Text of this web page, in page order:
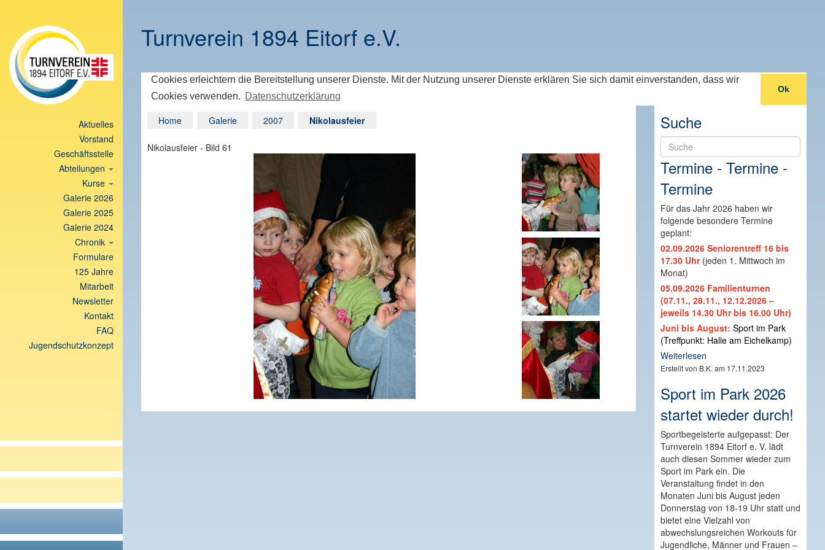
Aktuelles
Vorstand
Geschäftsstelle
Abteilungen
Kurse
Galerie 2026
Galerie 2025
Galerie 2024
Chronik
Formulare
125 Jahre
Mitarbeit
Newsletter
Kontakt
FAQ
Jugendschutzkonzept
Turnverein 1894 Eitorf e.V.
Cookies erleichtern die Bereitstellung unserer Dienste. Mit der Nutzung unserer Dienste erklären Sie sich damit einverstanden, dass wir
Cookies verwenden. Datenschutzerklärung
Ok
Home Galerie 2007 Nikolausfeier
Nikolausfeier - Bild 61
Suche
Termine - Termine -
Termine
Für das Jahr 2026 haben wir
folgende besondere Termine
geplant:
02.09.2026 Seniorentreff 16 bis
17.30 Uhr (jeden 1. Mittwoch im
Monat)
05.09.2026 Familienturnen
(07.11., 28.11., 12.12.2026 –
jeweils 14.30 Uhr bis 16.00 Uhr)
Juni bis August: Sport im Park
(Treffpunkt: Halle am Eichelkamp)
Weiterlesen
Erstellt von B.K. am 17.11.2023
Sport im Park 2026
startet wieder durch!
Sportbegeisterte aufgepasst: Der
Turnverein 1894 Eitorf e. V. lädt
auch diesen Sommer wieder zum
Sport im Park ein. Die
Veranstaltung findet in den
Monaten Juni bis August jeden
Donnerstag von 18-19 Uhr statt und
bietet eine Vielzahl von
abwechslungsreichen Workouts für
Jugendliche, Männer und Frauen –